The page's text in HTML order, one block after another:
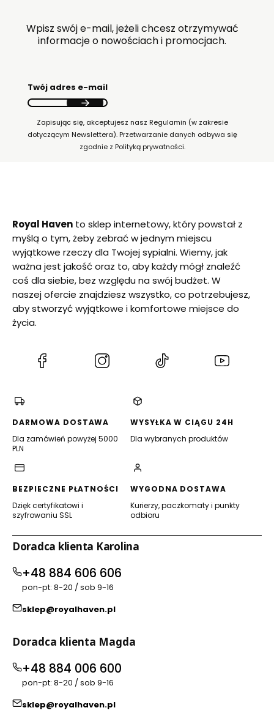
Wpisz swój e-mail, jeżeli chcesz otrzymywać
informacje o nowościach i promocjach.
Twój adres e-mail
Zapisując się, akceptujesz nasz Regulamin (w zakresie
dotyczącym Newslettera). Przetwarzanie danych odbywa się
zgodnie z Polityką prywatności.
Royal Haven to sklep internetowy, który powstał z
myślą o tym, żeby zebrać w jednym miejscu
wyjątkowe rzeczy dla Twojej sypialni. Wiemy, jak
ważna jest jakość oraz to, aby każdy mógł znaleźć
coś dla siebie, bez względu na swój budżet. W
naszej ofercie znajdziesz wszystko, co potrzebujesz,
aby stworzyć wyjątkowe i komfortowe miejsce do
życia.
(Otwiera
nowej
(Otwiera
(Otwiera
DARMOWA DOSTAWA
Dla zamówień powyżej 5000
PLN
WYSYŁKA W CIĄGU 24H
Dla wybranych produktów
BEZPIECZNE PŁATNOŚCI
Dzięk certyfikatowi i
szyfrowaniu SSL
WYGODNA DOSTAWA
Kurierzy, paczkomaty i punkty
odbioru
Doradca klienta Karolina
+48 884 606 606
pon-pt: 8-20 / sob 9-16
sklep@royalhaven.pl
Doradca klienta Magda
+48 884 006 600
pon-pt: 8-20 / sob 9-16
sklep@royalhaven.pl